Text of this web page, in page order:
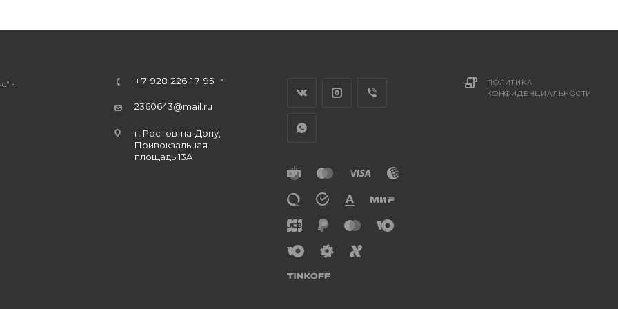
-
+7 928 226 17 95
2360643@mail.ru
г. Ростов-на-Дону,
Привокзальная
площадь 13А
ПОЛИТИКА
КОНФИДЕНЦИАЛЬНОСТИ